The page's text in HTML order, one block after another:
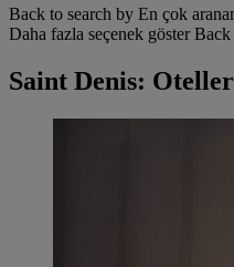
Back to search by En çok
Daha fazla seçenek göster Back
Saint Denis: